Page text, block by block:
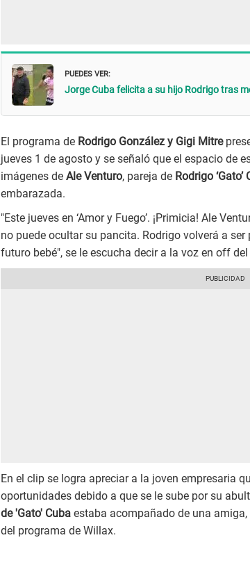
PUEDES VER:
Jorge Cuba felicita a su hijo Rodrigo tras
El programa de Rodrigo González y Gigi Mitre
jueves 1 de agosto y se señaló que el espacio de
imágenes de Ale Venturo, pareja de Rodrigo ‘Gato’
embarazada.
"Este jueves en ‘Amor y Fuego’. ¡Primicia! Ale
no puede ocultar su pancita. Rodrigo volverá a
futuro bebé", se le escucha decir a la voz en off
En el clip se logra apreciar a la joven empresaria
oportunidades debido a que se le sube por su
de 'Gato' Cuba estaba acompañado de una
del programa de Willax.